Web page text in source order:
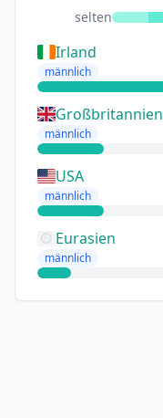
selten
Irland
männlich
Großbritannien
männlich
USA
männlich
Eurasien
männlich